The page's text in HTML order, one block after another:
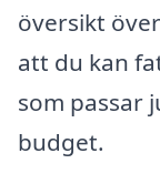
översikt
att du kan
som passar
budget.